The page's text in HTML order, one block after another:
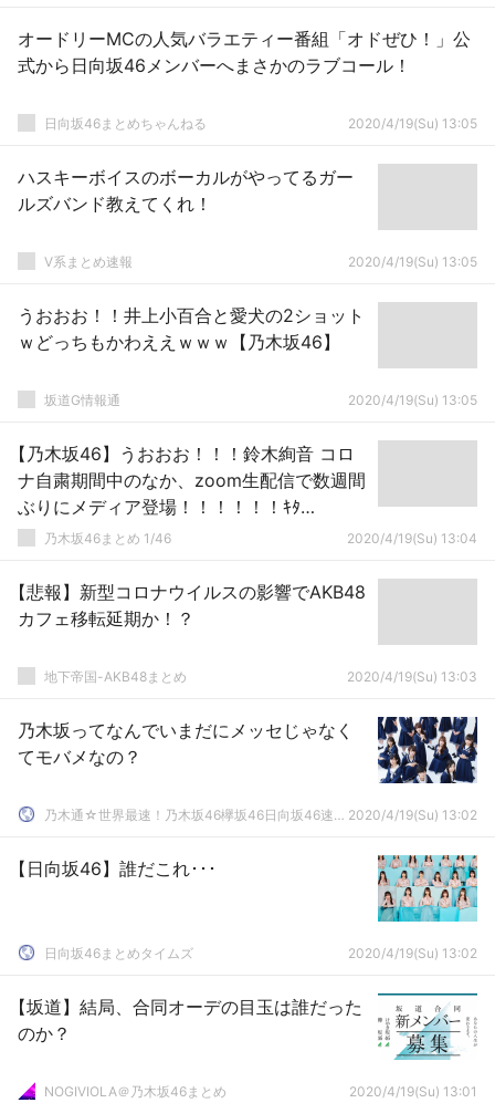
オードリーMCの人気バラエティー番組「オドぜひ！」公
式から日向坂46メンバーへまさかのラブコール！
日向坂46まとめちゃんねる 2020/4/19(Su) 13:05
ハスキーボイスのボーカルがやってるガー
ルズバンド教えてくれ！
V系まとめ速報 2020/4/19(Su) 13:05
うおおお！！井上小百合と愛犬の2ショット
ｗどっちもかわええｗｗｗ【乃木坂46】
坂道G情報通 2020/4/19(Su) 13:05
【乃木坂46】うおおお！！！鈴木絢音 コロ
ナ自粛期間中のなか、zoom生配信で数週間
ぶりにメディア登場！！！！！！ｷﾀ
━━━━(ﾟ∀ﾟ)━━━━！！！
乃木坂46まとめ 1/46 2020/4/19(Su) 13:04
【悲報】新型コロナウイルスの影響でAKB48
カフェ移転延期か！？
地下帝国-AKB48まとめ 2020/4/19(Su) 13:03
乃木坂ってなんでいまだにメッセじゃなく
てモバメなの？
乃木通☆世界最速！乃木坂46欅坂46日向坂46速報まとめ 2020/4/19(Su) 13:02
【日向坂46】誰だこれ･･･
日向坂46まとめタイムズ 2020/4/19(Su) 13:02
【坂道】結局、合同オーデの目玉は誰だった
のか？
NOGIVIOLA＠乃木坂46まとめ 2020/4/19(Su) 13:01